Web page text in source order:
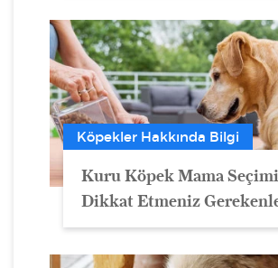
Köpekler Hakkında Bilgi
Kuru Köpek Mama
Dikkat Etmeniz